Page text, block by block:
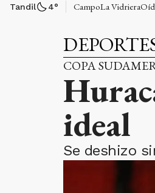
Tandil 4° CampoLa Vidriera
COPA
ideal
Se deshizo